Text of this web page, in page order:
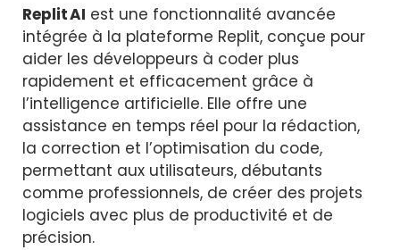
Replit AI est une fonctionnalité avancée
intégrée à la plateforme Replit, conçue pour
aider les développeurs à coder plus
rapidement et efficacement grâce à
l’intelligence artificielle. Elle offre une
assistance en temps réel pour la rédaction,
la correction et l’optimisation du code,
permettant aux utilisateurs, débutants
comme professionnels, de créer des projets
logiciels avec plus de productivité et de
précision.